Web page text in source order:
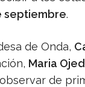
septiembre.
de Onda,
Maria
de